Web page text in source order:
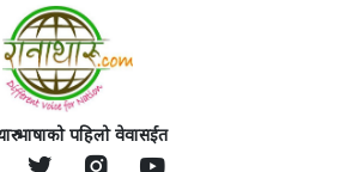
भाषाको पहिलो वेवासईत